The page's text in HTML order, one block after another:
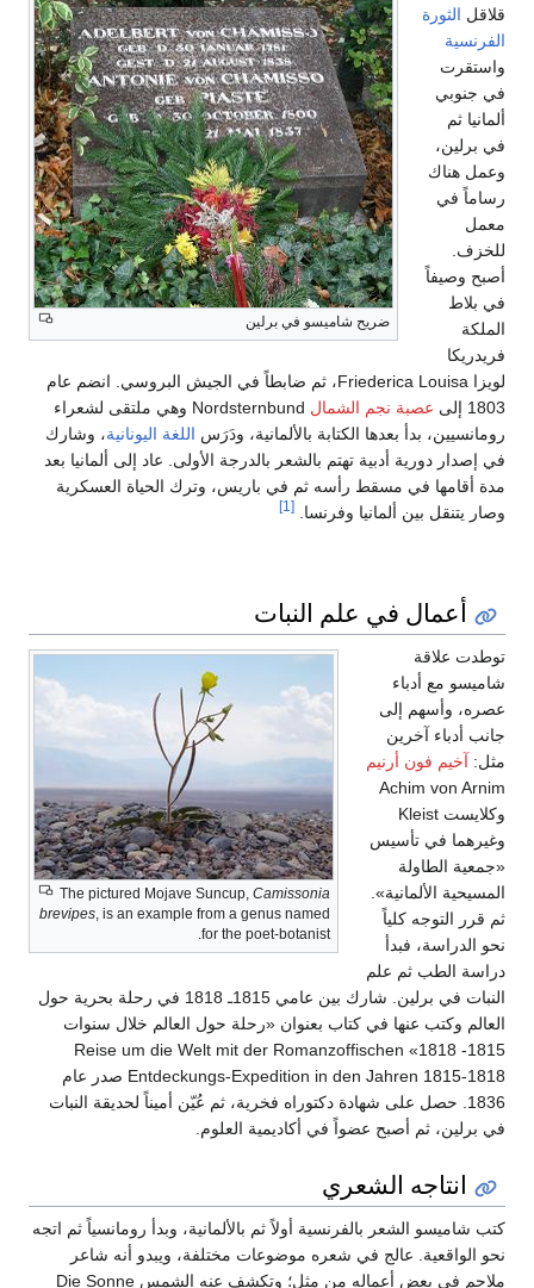
ضريح شاميسو في برلين
قلاقل الثورة
الفرنسية
واستقرت
في جنوبي
ألمانيا ثم
في برلين،
وعمل هناك
رساماً في
معمل
للخزف.
أصبح وصيفاً
في بلاط
الملكة
فريدريكا
لويزا Friederica Louisa، ثم ضابطاً في الجيش البروسي. انضم عام
1803 إلى
عصبة نجم الشمال
Nordsternbund وهي ملتقى لشعراء
رومانسيين، بدأ بعدها الكتابة بالألمانية، ودَرَس اللغة اليونانية، وشارك
في إصدار دورية أدبية تهتم بالشعر بالدرجة الأولى. عاد إلى ألمانيا بعد
مدة أقامها في مسقط رأسه ثم في باريس، وترك الحياة العسكرية
وصار يتنقل بين ألمانيا وفرنسا. [1]
أعمال في علم النبات
The pictured Mojave Suncup, Camissonia
brevipes, is an example from a genus named
for the poet-botanist.
توطدت علاقة
شاميسو مع أدباء
عصره، وأسهم إلى
جانب أدباء آخرين
مثل: آخيم فون أرنيم
Achim von Arnim
وكلايست Kleist
وغيرهما في تأسيس
«جمعية الطاولة
المسيحية الألمانية».
ثم قرر التوجه كلياً
نحو الدراسة، فبدأ
دراسة الطب ثم علم
النبات في برلين. شارك بين عامي 1815ـ 1818 في رحلة بحرية حول
العالم وكتب عنها في كتاب بعنوان «رحلة حول العالم خلال سنوات
1815- 1818» Reise um die Welt mit der Romanzoffischen
Entdeckungs-Expedition in den Jahren 1815-1818 صدر عام
1836. حصل على شهادة دكتوراه فخرية، ثم عُيّن أميناً لحديقة النبات
في برلين، ثم أصبح عضواً في أكاديمية العلوم.
انتاجه الشعري
كتب شاميسو الشعر بالفرنسية أولاً ثم بالألمانية، وبدأ رومانسياً ثم اتجه
نحو الواقعية. عالج في شعره موضوعات مختلفة، ويبدو أنه شاعر
ملاحم في بعض أعماله من مثل؛ وتكشف عنه الشمس Die Sonne